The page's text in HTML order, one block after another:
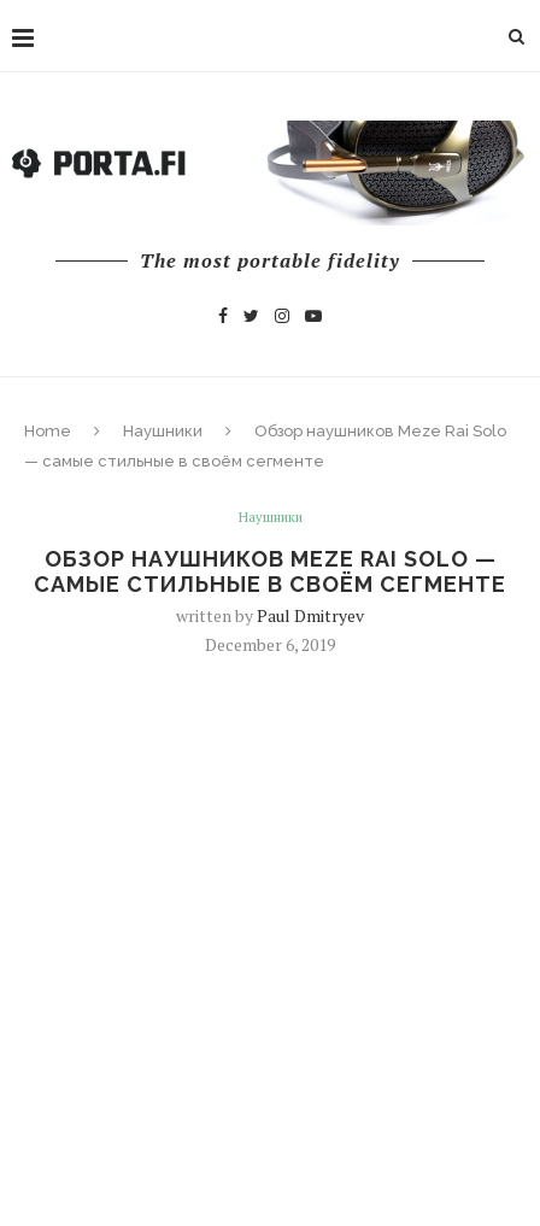
The most portable fidelity
Home Наушники
Обзор наушников Meze Rai Solo
— самые стильные в своём сегменте
Наушники
ОБЗОР НАУШНИКОВ MEZE RAI SOLO —
САМЫЕ СТИЛЬНЫЕ В СВОЁМ СЕГМЕНТЕ
written byPaul Dmitryev
December 6, 2019